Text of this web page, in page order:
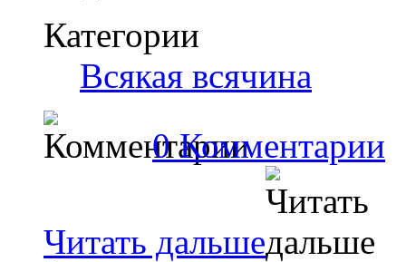
Категории
Всякая всячина
0 Комментарии
Читать дальше